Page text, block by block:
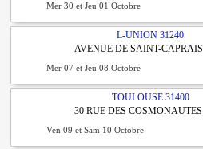
Mer 30 et Jeu 01 Octobre
L-UNION 31240
AVENUE DE SAINT-CAPRAIS
Mer 07 et Jeu 08 Octobre
TOULOUSE 31400
30 RUE DES COSMONAUTES
Ven 09 et Sam 10 Octobre